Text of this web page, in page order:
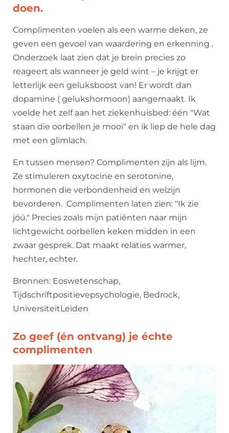
doen.
Complimenten voelen als een warme deken, ze
geven een gevoel van waardering en erkenning .
Onderzoek laat zien dat je brein precies zo
reageert als wanneer je geld wint – je krijgt er
letterlijk een geluksboost van! Er wordt dan
dopamine ( gelukshormoon) aangemaakt. Ik
voelde het zelf aan het ziekenhuisbed: één "Wat
staan die oorbellen je mooi" en ik liep de hele dag
met een glimlach.
En tussen mensen? Complimenten zijn als lijm.
Ze stimuleren oxytocine en serotonine,
hormonen die verbondenheid en welzijn
bevorderen. Complimenten laten zien: "Ik zie
jóú." Precies zoals mijn patiënten naar mijn
lichtgewicht oorbellen keken midden in een
zwaar gesprek. Dat maakt relaties warmer,
hechter, echter.
Bronnen: Eoswetenschap,
Tijdschriftpositievepsychologie, Bedrock,
UniversiteitLeiden
Zo geef (én ontvang) je échte
complimenten